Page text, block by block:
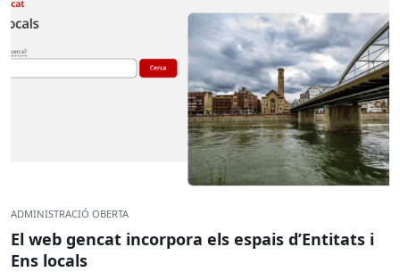
ADMINISTRACIÓ OBERTA
El web gencat incorpora els espais d’Entitats i
Ens locals